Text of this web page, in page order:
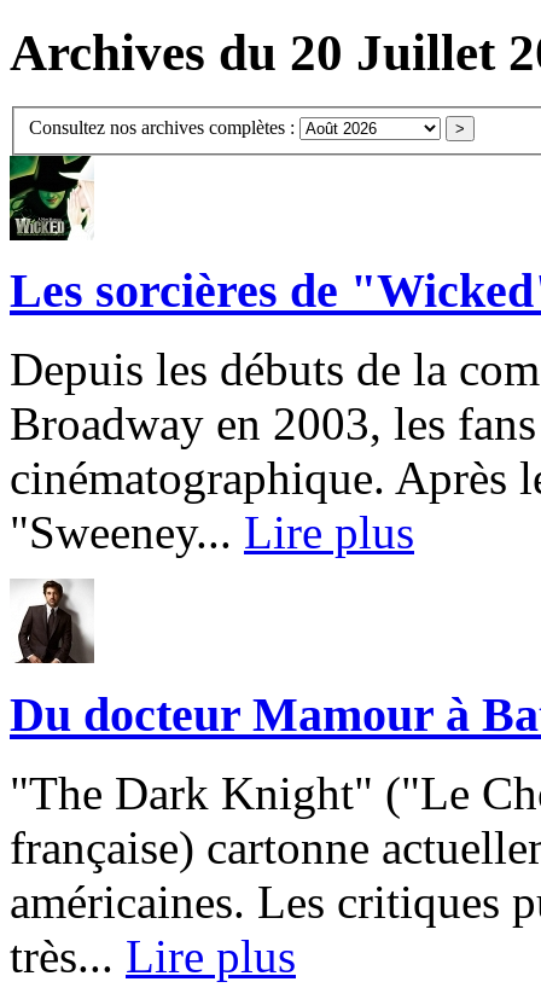
Archives du 20 Juillet
Consultez nos archives complètes :
Les sorcières de
Depuis les débuts de la
Broadway en 2003, les
cinématographique. Après
"Sweeney... Lire plus
Du docteur Mamour à
"The Dark Knight" ("Le
française) cartonne
américaines. Les critiques
très... Lire plus